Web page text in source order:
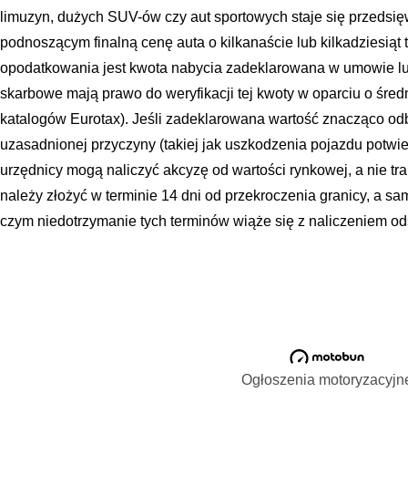
limuzyn, dużych SUV-ów czy aut sportowych staje się
podnoszącym finalną cenę auta o kilkanaście lub kilkadziesiąt
opodatkowania jest kwota nabycia zadeklarowana w umowie
skarbowe mają prawo do weryfikacji tej kwoty w oparciu o
katalogów Eurotax). Jeśli zadeklarowana wartość znacząco
uzasadnionej przyczyny (takiej jak uszkodzenia pojazdu
urzędnicy mogą naliczyć akcyzę od wartości rynkowej, a nie
należy złożyć w terminie 14 dni od przekroczenia granicy, a
czym niedotrzymanie tych terminów wiąże się z naliczeniem
Ogłoszenia